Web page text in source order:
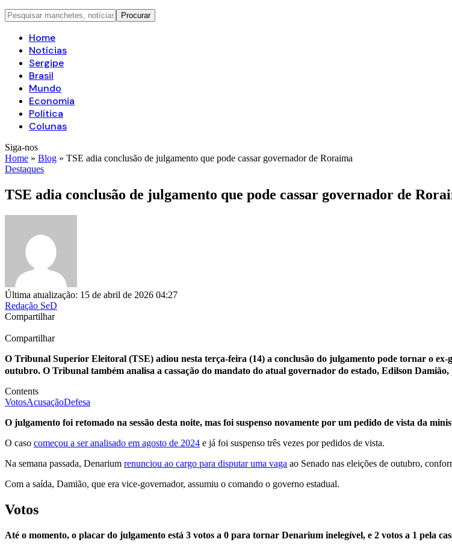
Home
Notícias
Sergipe
Brasil
Mundo
Economia
Política
Colunas
Siga-nos
Home » Blog » TSE adia conclusão de julgamento que pode cassar governador de Roraima
Destaques
TSE adia conclusão de julgamento que pode cassar governador de
Última atualização: 15 de abril de 2026 04:27
Redação SeD
Compartilhar
Compartilhar
O Tribunal Superior Eleitoral (TSE) adiou nesta terça-feira (14) a conclusão do julgamento pode tornar o
outubro. O Tribunal também analisa a cassação do mandato do atual governador do estado, Edilson Damião,
Contents
VotosAcusaçãoDefesa
O julgamento foi retomado na sessão desta noite, mas foi suspenso novamente por um pedido de vista da
O caso começou a ser analisado em agosto de 2024 e já foi suspenso três vezes por pedidos de vista.
Na semana passada, Denarium renunciou ao cargo para disputar uma vaga ao Senado nas eleições de outubro,
Com a saída, Damião, que era vice-governador, assumiu o comando o governo estadual.
Votos
Até o momento, o placar do julgamento está 3 votos a 0 para tornar Denarium inelegível, e 2 votos a 1 pela